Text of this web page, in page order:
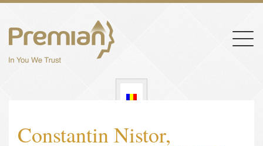
Constantin Nistor,